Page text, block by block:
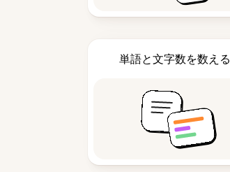
単語と文字数を数える